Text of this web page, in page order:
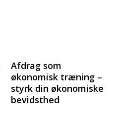
Afdrag som
økonomisk træning –
styrk din økonomiske
bevidsthed